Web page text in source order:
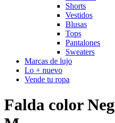
Shorts
Vestidos
Blusas
Tops
Pantalones
Sweaters
Marcas de lujo
Lo + nuevo
Vende tu ropa
Falda color